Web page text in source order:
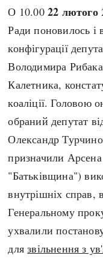
О 10.0022 лютого
Ради поновилось і
конфігурації
Володимира Рибака
Калетника,
коаліції. Головою
обраний депутат
Олександр
призначили
"Батьківщина")
внутрішніх справ,
Генеральному
ухвалили
длязвільнення з